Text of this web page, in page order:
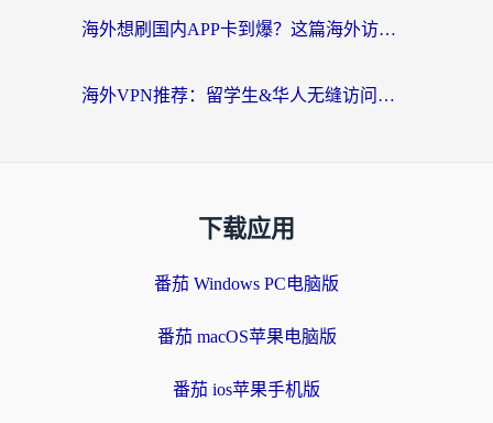
海外想刷国内APP卡到爆？这篇海外访问国内服务器加速指南帮你解决所有问题
海外VPN推荐：留学生&华人无缝访问国内资源的避坑指南
下载应用
番茄 Windows PC电脑版
番茄 macOS苹果电脑版
番茄 ios苹果手机版